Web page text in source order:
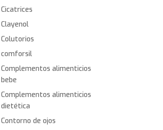
Cicatrices
Clayenol
Colutorios
comforsil
Complementos alimenticios
bebe
Complementos alimenticios
dietética
Contorno de ojos